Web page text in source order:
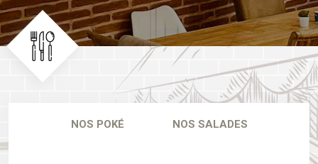
NOS POKÉ NOS SALADES